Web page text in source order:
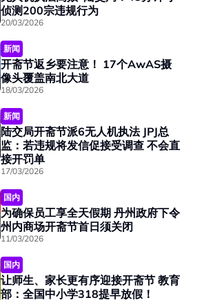
侦测200宗违规行为
20/03/2026
新闻
开斋节返乡要注意！ 17个AwAS摄
像头覆盖南北大道
18/03/2026
新闻
陆交局开斋节派6无人机执法 JPJ总
监：若违规将发信促接受调查 不会直
接开罚单
17/03/2026
国内
为确保员工享全天假期 丹州政府下令
州内商场开斋节首日须关闭
11/03/2026
国内
让师生、家长更有序迎接开斋节 教育
部：全国中小学318提早放假！